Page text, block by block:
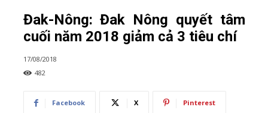
Đak-Nông: Đak Nông quyết tâm
cuối năm 2018 giảm cả 3 tiêu chí
17/08/2018
482
Facebook X Pinterest